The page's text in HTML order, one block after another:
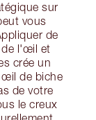
sur
vous
de
de l'œil et
crée un
de biche
de votre
le creux